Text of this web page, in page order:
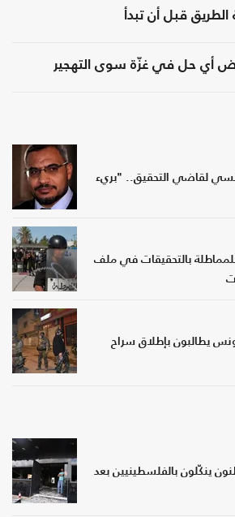
قبل أن تبدأ
أي حل في غزّة سوى التهجير
لقاضي التحقيق.. "بريء
بالتحقيقات في ملف
يطالبون بإطلاق سراح
ينكّلون بالفلسطينيين بعد